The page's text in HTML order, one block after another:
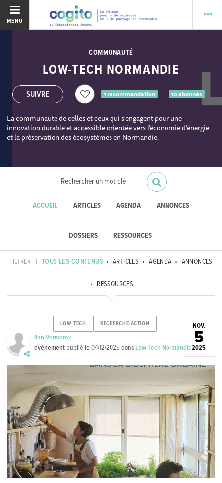
MENU
COMMUNAUTÉ
LOW-TECH NORMANDIE
1 recommandation 10 abonnés
La communauté de celles et ceux qui s'engagent pour une
innovation durable et accessible orientée vers l’économie d’énergie
et la préservation des écosystèmes en Normandie.
ACCUEIL ARTICLES AGENDA ANNONCES
DOSSIERS RESSOURCES
FILTRER | TOUS LES CONTENUS ARTICLES AGENDA ANNONCES
RESSOURCES
LOW-TECH RECHERCHE-ACTION
Ilan Vermeren
événement publié le04/12/2025dans Low-Tech Normandie
NOV.
5
2025